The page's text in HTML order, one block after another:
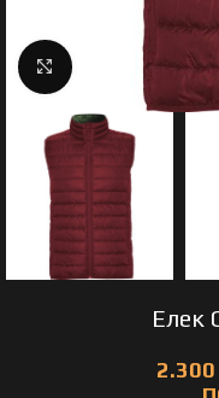
Click to enlarge
Елек